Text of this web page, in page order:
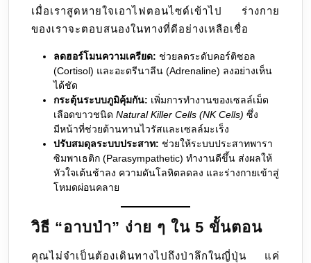
เมื่อเราสูดหายใจเอาไฟตอนไซด์เข้าไป ร่างกาย
ของเราจะตอบสนองในทางที่ดีอย่างเหลือเชื่อ
ลดฮอร์โมนความเครียด: ช่วยลดระดับคอร์ติซอล
(Cortisol) และอะดรีนาลีน (Adrenaline) ลงอย่างเห็น
ได้ชัด
กระตุ้นระบบภูมิคุ้มกัน: เพิ่มการทำงานของเซลล์เม็ด
เลือดขาวชนิด Natural Killer Cells (NK Cells) ซึ่ง
มีหน้าที่ช่วยต้านทานไวรัสและเซลล์มะเร็ง
ปรับสมดุลระบบประสาท: ช่วยให้ระบบประสาทพารา
ซิมพาเธติก (Parasympathetic) ทำงานดีขึ้น ส่งผลให้
หัวใจเต้นช้าลง ความดันโลหิตลดลง และร่างกายเข้าสู่
โหมดผ่อนคลาย
วิธี “อาบป่า” ง่าย ๆ ใน 5 ขั้นตอน
คุณไม่จำเป็นต้องเดินทางไปถึงป่าลึกในญี่ปุ่น แค่